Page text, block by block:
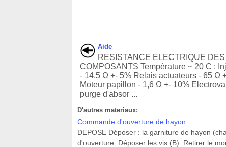
Aide
RESISTANCE ELECTRIQUE DES
COMPOSANTS Température ~ 20 C :
- 14,5 Ω +- 5% Relais actuateurs - 65 Ω
Moteur papillon - 1,6 Ω +- 10%
purge d'absor ...
D'autres materiaux:
Commande d'ouverture de hayon
DEPOSE Déposer : la garniture de hayon
d'ouverture. Déposer les vis (B). Retirer le